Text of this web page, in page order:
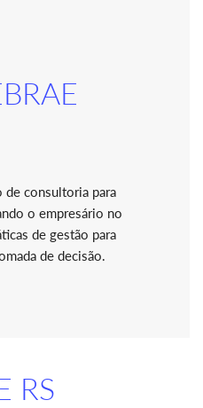
de consultoria para
o empresário no
de gestão para
de decisão.
RS